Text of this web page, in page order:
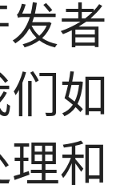
者
如
和